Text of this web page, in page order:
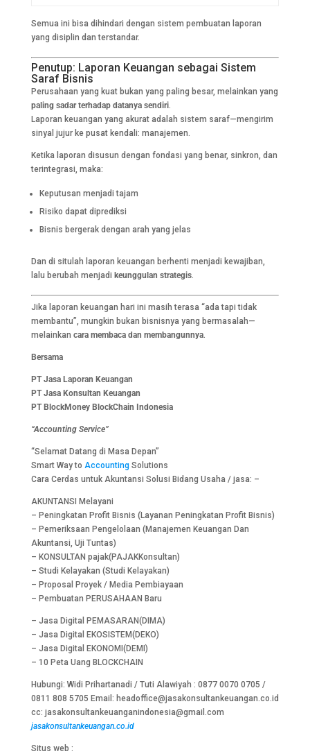
Semua ini bisa dihindari dengan sistem pembuatan laporan
yang disiplin dan terstandar.
Penutup: Laporan Keuangan sebagai Sistem
Saraf Bisnis
Perusahaan yang kuat bukan yang paling besar, melainkan yang
paling sadar terhadap datanya sendiri.
Laporan keuangan yang akurat adalah sistem saraf—mengirim
sinyal jujur ke pusat kendali: manajemen.
Ketika laporan disusun dengan fondasi yang benar, sinkron, dan
terintegrasi, maka:
Keputusan menjadi tajam
Risiko dapat diprediksi
Bisnis bergerak dengan arah yang jelas
Dan di situlah laporan keuangan berhenti menjadi kewajiban,
lalu berubah menjadi keunggulan strategis.
Jika laporan keuangan hari ini masih terasa “ada tapi tidak
membantu”, mungkin bukan bisnisnya yang bermasalah—
melainkan cara membaca dan membangunnya.
Bersama
PT Jasa Laporan Keuangan
PT Jasa Konsultan Keuangan
PT BlockMoney BlockChain Indonesia
“Accounting Service”
“Selamat Datang di Masa Depan”
Smart Way to AccountingSolutions
Cara Cerdas untuk Akuntansi Solusi Bidang Usaha / jasa: –
AKUNTANSI Melayani
– Peningkatan Profit Bisnis (Layanan Peningkatan Profit Bisnis)
– Pemeriksaan Pengelolaan (Manajemen Keuangan Dan
Akuntansi, Uji Tuntas)
– KONSULTAN pajak(PAJAKKonsultan)
– Studi Kelayakan (Studi Kelayakan)
– Proposal Proyek / Media Pembiayaan
– Pembuatan PERUSAHAAN Baru
– Jasa Digital PEMASARAN(DIMA)
– Jasa Digital EKOSISTEM(DEKO)
– Jasa Digital EKONOMI(DEMI)
– 10 Peta Uang BLOCKCHAIN
Hubungi: Widi Prihartanadi / Tuti Alawiyah : 0877 0070 0705 /
0811 808 5705 Email: headoffice@jasakonsultankeuangan.co.id
cc: jasakonsultankeuanganindonesia@gmail.com
jasakonsultankeuangan.co.id
Situs web :